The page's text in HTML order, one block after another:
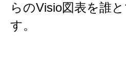
らのVisio図表を誰
す。